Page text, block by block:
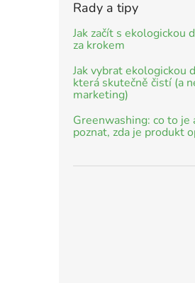
Rady a tipy
Jak začít s ekologickou
za krokem
Jak vybrat ekologickou
která skutečně čistí (a
marketing)
Greenwashing: co to je
poznat, zda je produkt